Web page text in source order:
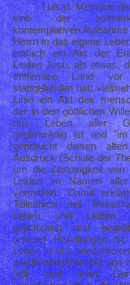
Luisas Methode der
eine der
kontemplativen
Herrn in das eigene
einfach ein Akt der
Leiden Jesu, als etwas,
entfernten Land
stattgefunden hat;
Linie ein Akt des
der in den göttlichen
das Leben aller
gegenwärtig ist und
gebraucht diesen
Ausdruck (Schule der
um die Zeitlosigkeit von
Leiden im Namen
vermitteln. Damit
Teilnahme des
Leben und Leiden
gleichzeitig und
unserer Handlungen
Leben in uns
wiederherstellen [xi] uns
[xii], und allen